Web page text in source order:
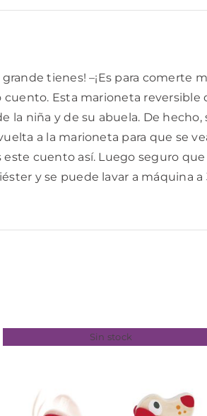
tienes! –¡Es para
Esta marioneta
la niña y de su abuela. De
a la marioneta para que se
cuento así. Luego seguro
y se puede lavar a máquina a
Sin stock